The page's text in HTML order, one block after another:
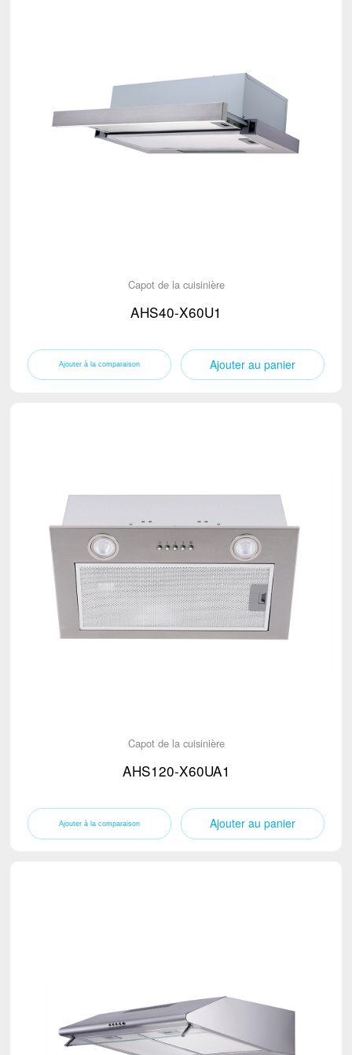
Capot de la cuisinière
AHS40-X60U1
Ajouter au panier
Capot de la cuisinière
AHS120-X60UA1
Ajouter au panier